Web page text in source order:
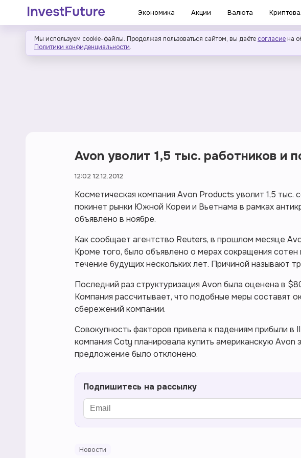
Экономика Акции Валюта
Мы используем cookie-файлы. Продолжая пользоваться сайтом, вы даёте согласие на
Политики конфиденциальности.
Avon уволит 1,5 тыс. работников и
12:02 12.12.2012
Косметическая компания Avon Products уволит 1,5 тыс.
покинет рынки Южной Кореи и Вьетнама в рамках
объявлено в ноябре.
Как сообщает агентство Reuters, в прошлом месяце
Кроме того, было объявлено о мерах сокращения
течение будущих нескольких лет. Причиной называют
Последний раз структуризация Avon была оценена в
Компания рассчитывает, что подобные меры составят
сбережений компании.
Совокупность факторов привела к падениям прибыли в
компания Coty планировала купить американскую Avon
предложение было отклонено.
Подпишитесь на рассылку
Новости